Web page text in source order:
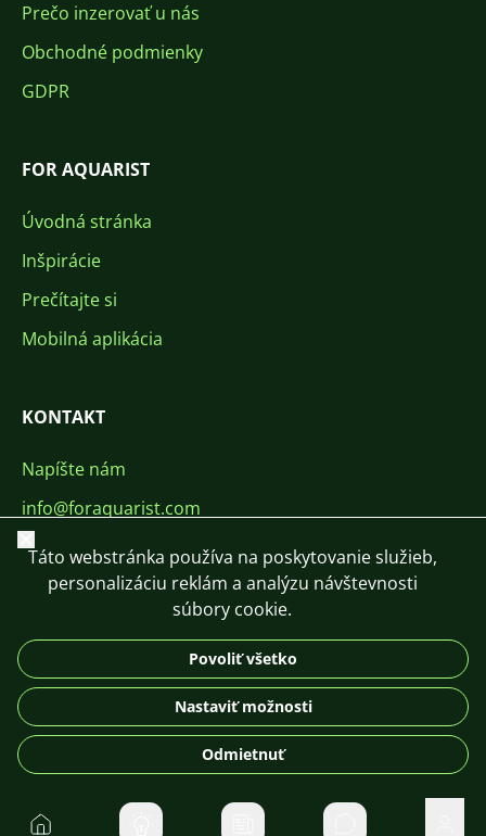
Prečo inzerovať u nás
Obchodné podmienky
GDPR
FOR AQUARIST
Úvodná stránka
Inšpirácie
Prečítajte si
Mobilná aplikácia
KONTAKT
Napíšte nám
info@foraquarist.com
+420 603 449 602
DE
© 2026 For Aquarist
Zavrieť
Táto webstránka používa na poskytovanie služieb,
personalizáciu reklám a analýzu návštevnosti
súbory cookie.
Povoliť všetko
Nastaviť možnosti
Odmietnuť